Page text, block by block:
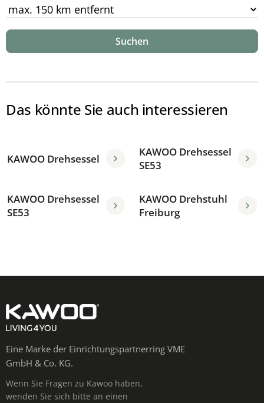
Suchen
Das könnte Sie auch interessieren
KAWOO Drehsessel
KAWOO Drehsessel
SE53
KAWOO Drehsessel
SE53
KAWOO Drehstuhl
Freiburg
Eine Marke der Einrichtungspartnerring VME
GmbH & Co. KG.
Wenn Sie Fragen zu Kawoo haben,
wenden Sie sich bitte an einen